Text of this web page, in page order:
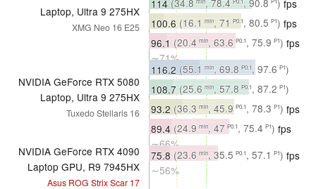
Laptop, Ultra 9 275HX
XMG Neo 16 E25
114 (34.8 , 78.4 , 90.8 ) fps
∼76%
100.6(16.1 min, 71 P0.1, 80.5 P1) fps
∼71%
96.1 (20.4 min, 63.6 P0.1, 75.9 P1) fps
∼71%
NVIDIA GeForce RTX 5080
Laptop, Ultra 9 275HX
Tuxedo Stellaris 16
116.2 (55.1 min, 69.8 P0.1, 97.6 P1)
fps ∼71%
108.7(25.6 min, 57.8 P0.1, 87.2 P1)
fps∼72%
93.2 (36.3 min, 45.9 P0.1, 78.3 P1) fps
∼66%
89.4 (24.9 min, 47 P0.1, 75.4 P1) fps
∼66%
NVIDIA GeForce RTX 4090
Laptop GPU, R9 7945HX
Asus ROG Strix Scar 17
75.8 (23.6 min, 35.5 P0.1, 57.1 P1) fps
∼56%